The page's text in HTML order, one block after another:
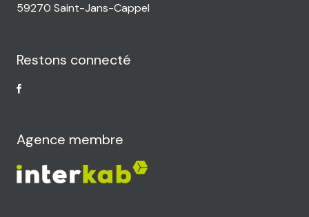
59270 Saint-Jans-Cappel
Restons connecté
Agence membre